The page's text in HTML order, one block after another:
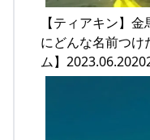
【ティアキン】
にどんな名前つけ
ム】